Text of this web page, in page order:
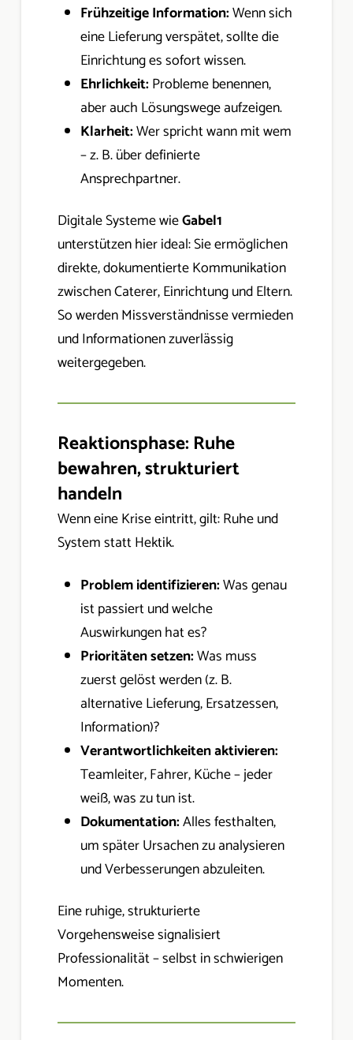
Frühzeitige Information:Wenn sich
eine Lieferung verspätet, sollte die
Einrichtung es sofort wissen.
Ehrlichkeit:Probleme benennen,
aber auch Lösungswege aufzeigen.
Klarheit:Wer spricht wann mit wem
– z. B. über definierte
Ansprechpartner.
Digitale Systeme wieGabel1
unterstützen hier ideal: Sie ermöglichen
direkte, dokumentierte Kommunikation
zwischen Caterer, Einrichtung und Eltern.
So werden Missverständnisse vermieden
und Informationen zuverlässig
weitergegeben.
Reaktionsphase: Ruhe
bewahren, strukturiert
handeln
Wenn eine Krise eintritt, gilt: Ruhe und
System statt Hektik.
Problem identifizieren:Was genau
ist passiert und welche
Auswirkungen hat es?
Prioritäten setzen:Was muss
zuerst gelöst werden (z. B.
alternative Lieferung, Ersatzessen,
Information)?
Verantwortlichkeiten aktivieren:
Teamleiter, Fahrer, Küche – jeder
weiß, was zu tun ist.
Dokumentation:Alles festhalten,
um später Ursachen zu analysieren
und Verbesserungen abzuleiten.
Eine ruhige, strukturierte
Vorgehensweise signalisiert
Professionalität – selbst in schwierigen
Momenten.